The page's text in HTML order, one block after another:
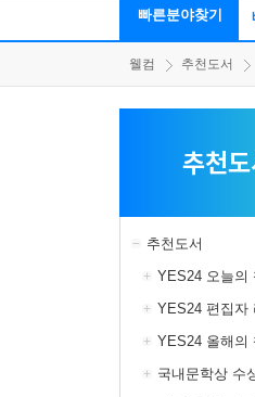
빠른분야찾기
웰컴 추천도서
추천
추천도서
YES24 오늘의
YES24 편집자
YES24 올해의
국내문학상 수